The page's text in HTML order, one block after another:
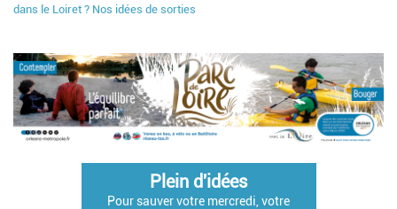
dans le Loiret ? Nos idées de sorties
Plein d'idées
Pour sauver votre mercredi, votre